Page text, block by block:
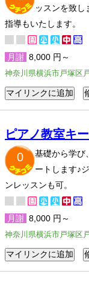
ッスンを致し
指導もいたします。
月謝 8,000 円～
神奈川県横浜市戸塚区
ピアノ教室キ
0
基礎から学び
ートします♪
ンレッスンも可。
月謝 8,000 円～
神奈川県横浜市戸塚区